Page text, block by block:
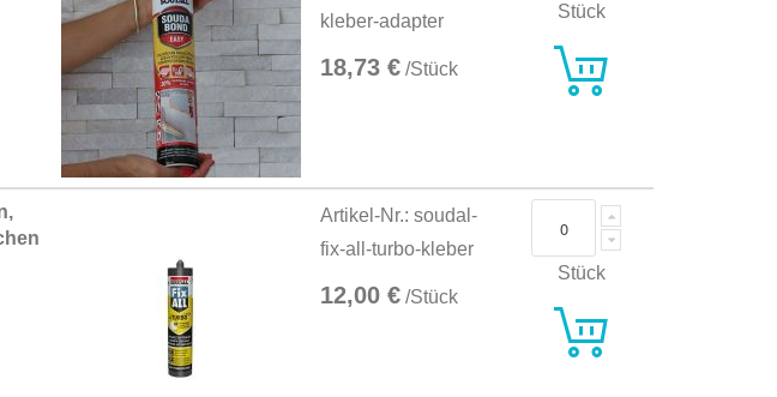
kleber-adapter
18,73 € /Stück
Stück
Artikel-Nr.: soudal-
fix-all-turbo-kleber
12,00 € /Stück
Stück